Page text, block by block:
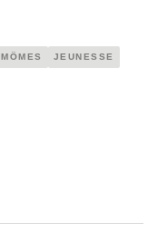
JEUNESSE